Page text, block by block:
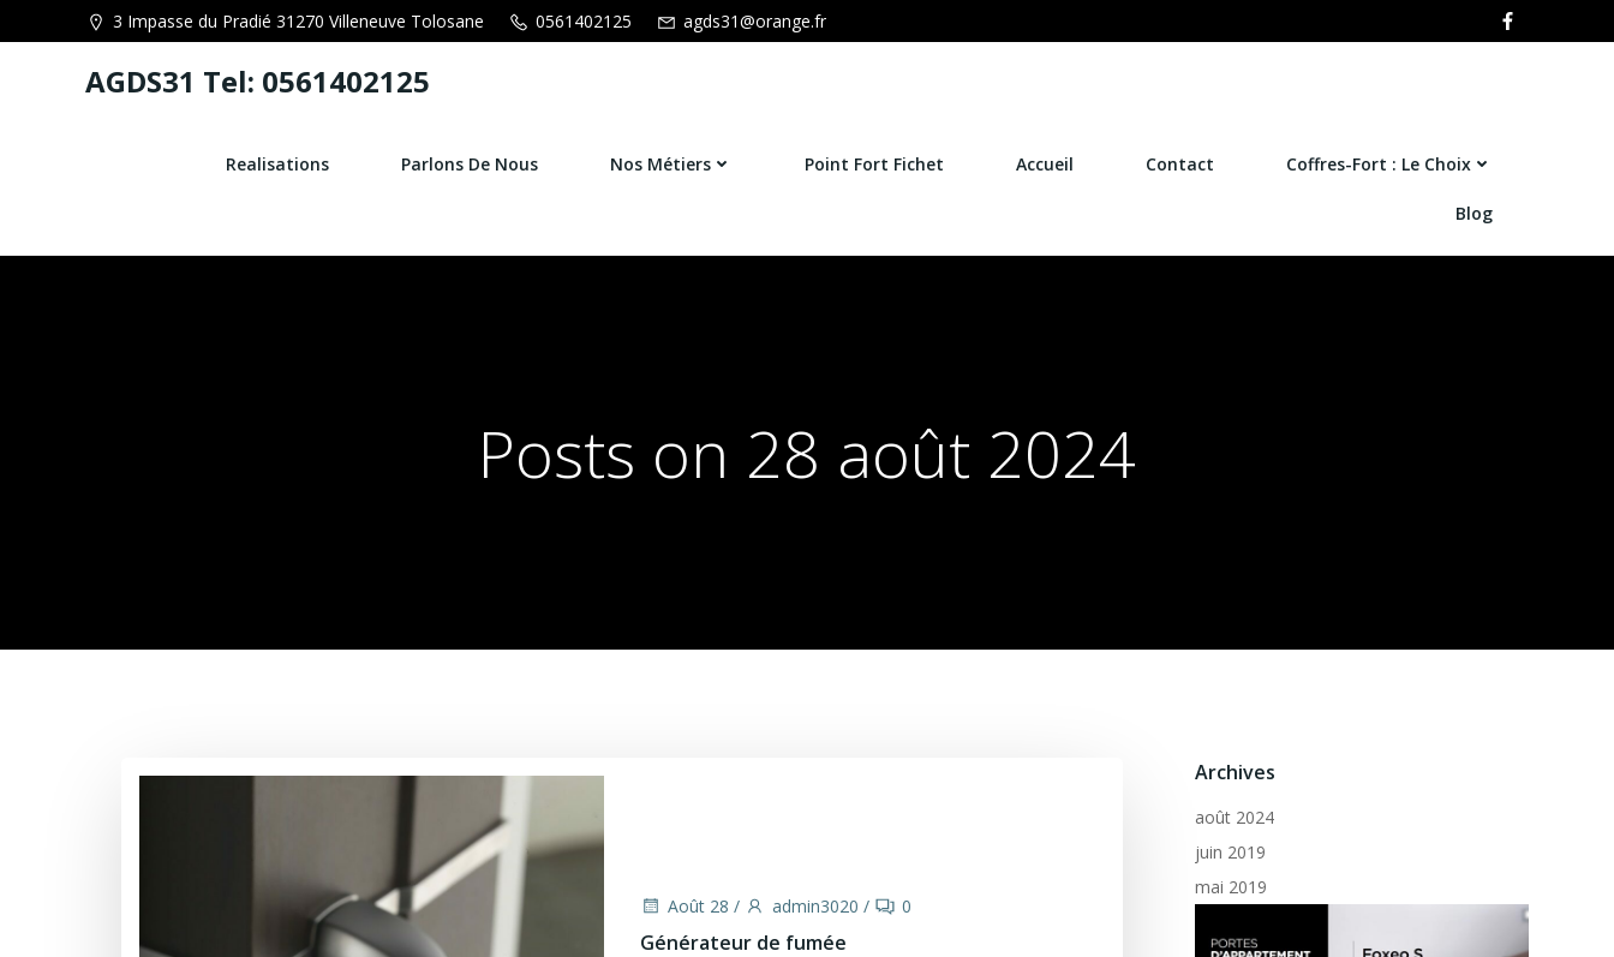
au
3 Impasse du Pradié 31270 Villeneuve Tolosane 0561402125 agds31@orange.fr
AGDS31 Tel: 0561402125
Realisations Parlons De Nous Nos Métiers Point Fort Fichet Accueil Contact Coffres-Fort : Le Choix
Blog
Posts on 28 août 2024
Août 28 / admin3020 / 0
Générateur de fumée
Archives
août 2024
juin 2019
mai 2019